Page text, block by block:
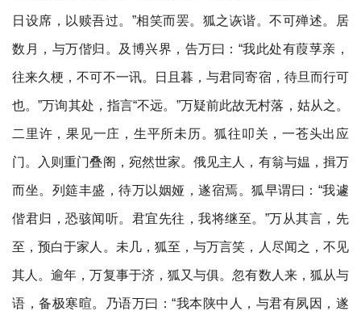
日设席，以赎吾过。”相笑而罢。狐之诙谐。不可殚述。居
数月，与万偕归。及博兴界，告万曰：“我此处有葭莩亲，
往来久梗，不可不一讯。日且暮，与君同寄宿，待旦而行可
也。”万询其处，指言“不远。”万疑前此故无村落，姑从之。
二里许，果见一庄，生平所未历。狐往叩关，一苍头出应
门。入则重门叠阁，宛然世家。俄见主人，有翁与媪，揖万
而坐。列筵丰盛，待万以姻娅，遂宿焉。狐早谓曰：“我遽
偕君归，恐骇闻听。君宜先往，我将继至。”万从其言，先
至，预白于家人。未几，狐至，与万言笑，人尽闻之，不见
其人。逾年，万复事于济，狐又与俱。忽有数人来，狐从与
语，备极寒暄。乃语万曰：“我本陕中人，与君有夙因，遂